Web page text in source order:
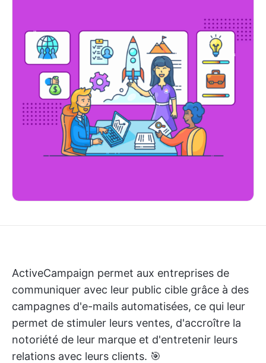
ActiveCampaign permet aux entreprises de
communiquer avec leur public cible grâce à des
campagnes d'e-mails automatisées, ce qui leur
permet de stimuler leurs ventes, d'accroître la
notoriété de leur marque et d'entretenir leurs
relations avec leurs clients. 🎯